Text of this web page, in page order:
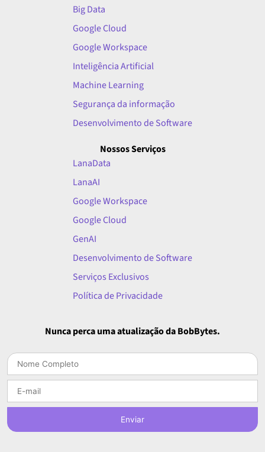
Big Data
Google Cloud
Google Workspace
Inteligência Artificial
Machine Learning
Segurança da informação
Desenvolvimento de Software
Nossos Serviços
LanaData
LanaAI
Google Workspace
Google Cloud
GenAI
Desenvolvimento de Software
Serviços Exclusivos
Política de Privacidade
Nunca perca uma atualização da BobBytes.
Enviar